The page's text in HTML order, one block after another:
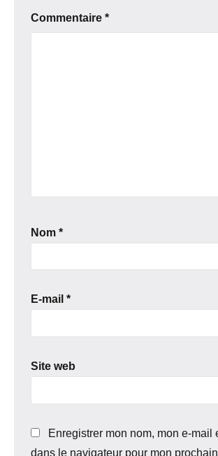
Commentaire *
Nom *
E-mail *
Site web
Enregistrer mon nom, mon e-mail
dans le navigateur pour mon prochain